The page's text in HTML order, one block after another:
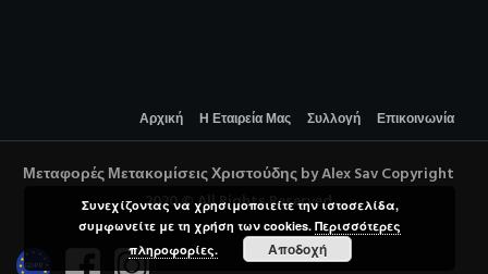
Αρχική Η Εταιρεία Μας Συλλογή Επικοινωνία
Μεταφορές Μετακομίσεις Χριστούδης by Alex Sav Copyright
2020 © All Rights Reserved
Συνεχίζοντας να χρησιμοποιείτε την ιστοσελίδα,
συμφωνείτε με τη χρήση των cookies.Περισσότερες
πληροφορίες.
Αποδοχή